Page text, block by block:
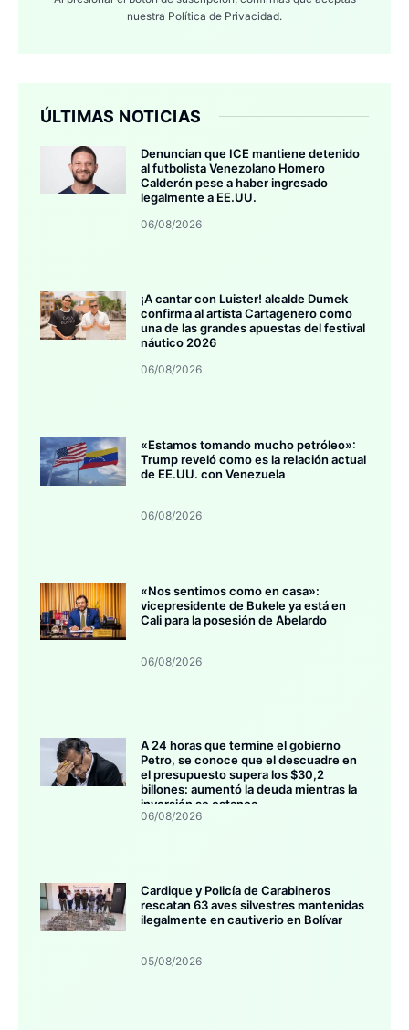
nuestra Política de Privacidad.
ÚLTIMAS NOTICIAS
Denuncian que ICE mantiene detenido
al futbolista Venezolano Homero
Calderón pese a haber ingresado
legalmente a EE.UU.
06/08/2026
¡A cantar con Luister! alcalde Dumek
confirma al artista Cartagenero como
una de las grandes apuestas del festival
náutico 2026
06/08/2026
«Estamos tomando mucho petróleo»:
Trump reveló como es la relación actual
de EE.UU. con Venezuela
06/08/2026
«Nos sentimos como en casa»:
vicepresidente de Bukele ya está en
Cali para la posesión de Abelardo
06/08/2026
A 24 horas que termine el gobierno
Petro, se conoce que el descuadre en
el presupuesto supera los $30,2
billones: aumentó la deuda mientras la
inversión se estanca
06/08/2026
Cardique y Policía de Carabineros
rescatan 63 aves silvestres mantenidas
ilegalmente en cautiverio en Bolívar
05/08/2026